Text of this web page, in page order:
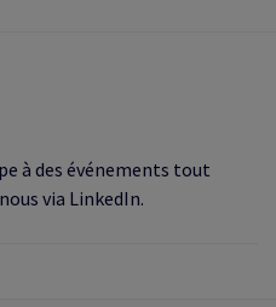
à des événements tout
via LinkedIn.